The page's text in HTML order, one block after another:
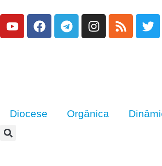
Diocese Orgânica